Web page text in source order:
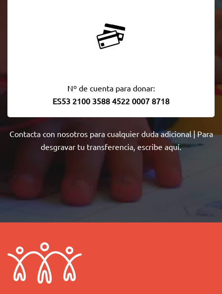
Nº de cuenta para donar:
ES53 2100 3588 4522 0007 8718
Contacta con nosotrospara cualquier duda adicional | Para
desgravar tu transferencia, escribe aquí.